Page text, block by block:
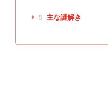
5 主な謎解き